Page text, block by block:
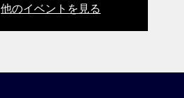
他のイベントを見る